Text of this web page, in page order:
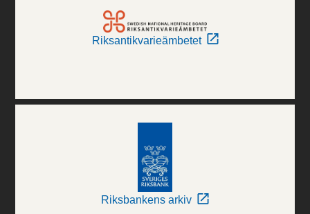
Riksantikvarieämbetet
Riksbankens arkiv